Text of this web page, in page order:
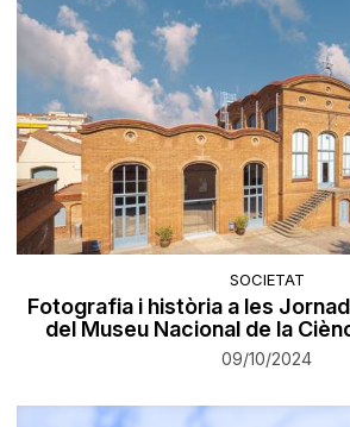
SOCIETAT
Fotografia i història a les
del Museu Nacional de la
09/10/2024